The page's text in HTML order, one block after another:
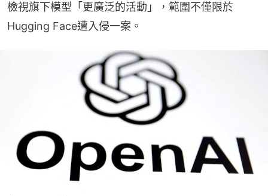
檢視旗下模型「更廣泛的活動」，範圍不僅限於
Hugging Face遭入侵一案。